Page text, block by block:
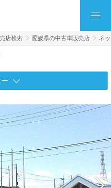
店検索 愛媛県の中古車販売店 ネ
ー